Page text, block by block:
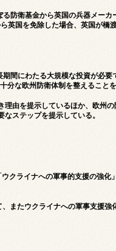
防衛基金から英国の兵器メーカ
英国を免除した場合、英国が橋
間にわたる大規模な投資が必要
な欧州防衛体制を整えることを
由を提示しているほか、欧州の
ステップを提示している。
クライナへの軍事的支援の強化
またウクライナへの軍事支援強